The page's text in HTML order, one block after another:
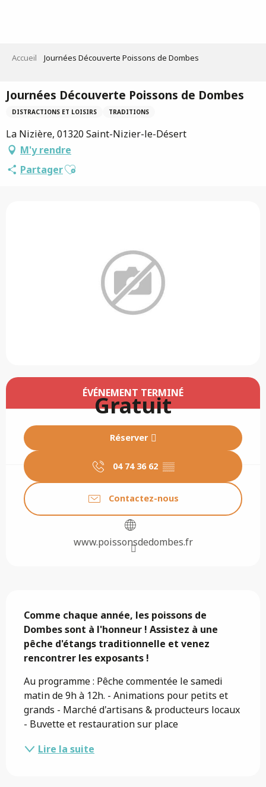
Accueil Journées Découverte Poissons de Dombes
Journées Découverte Poissons de Dombes
DISTRACTIONS ET LOISIRS TRADITIONS
La Nizière, 01320 Saint-Nizier-le-Désert
M'y rendre
PartagerAjouter aux favoris
Ouverture et coordonnées
ÉVÉNEMENT TERMINÉ
Gratuit
Réserver
04 74 36 62 ▒▒
Contactez-nous
www.poissonsdedombes.fr
Comme chaque année, les poissons de
Dombes sont à l'honneur ! Assistez à une
pêche d'étangs traditionnelle et venez
rencontrer les exposants !
Au programme : Pêche commentée le samedi
matin de 9h à 12h. - Animations pour petits et
grands - Marché d'artisans & producteurs locaux
- Buvette et restauration sur place
Lire la suite